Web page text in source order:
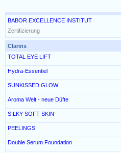
BABOR EXCELLENCE INSTITUT
Zertifizierung
Clarins
TOTAL EYE LIFT
Hydra-Essentiel
SUNKISSED GLOW
Aroma Welt - neue Düfte
SILKY SOFT SKIN
PEELINGS
Double Serum Foundation